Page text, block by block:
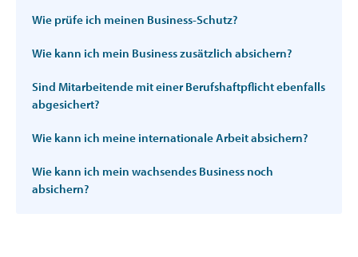
Wie prüfe ich meinen Business-Schutz?
Wie kann ich mein Business zusätzlich absichern?
Sind Mitarbeitende mit einer Berufshaftpflicht ebenfalls
abgesichert?
Wie kann ich meine internationale Arbeit absichern?
Wie kann ich mein wachsendes Business noch
absichern?